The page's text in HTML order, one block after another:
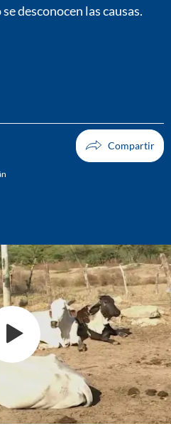
desconocen las causas.